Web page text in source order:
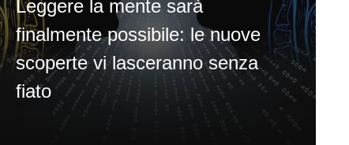
Leggere la mente sarà
finalmente possibile: le nuove
scoperte vi lasceranno senza
fiato